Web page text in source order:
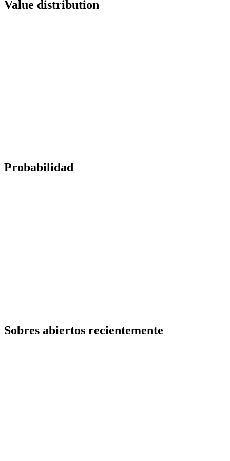
Value distribution
Probabilidad
Sobres abiertos recientemente